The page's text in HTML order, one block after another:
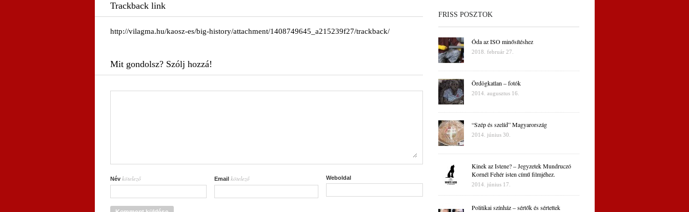
Trackback link
http://vilagma.hu/kaosz-es/big-history/attachment/1408749645_a215239f27/trackback/
Mit gondolsz? Szólj hozzá!
Név kötelező Email kötelező Weboldal
FRISS POSZTOK
Óda az ISO minősítéshez
2018. február 27.
Ördögkatlan – fotók
2014. augusztus 16.
“Szép és szelíd” Magyarország
2014. június 30.
Kinek az Istene? – Jegyzetek Mundruczó
Kornél Fehér isten című filmjéhez.
2014. június 17.
Politikai színház – sértők és sértettek